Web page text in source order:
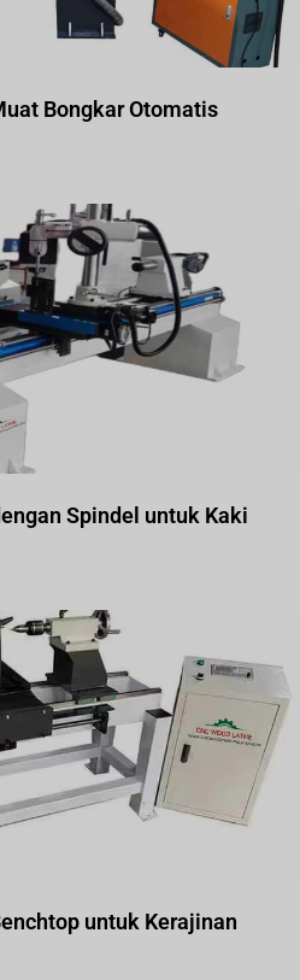
Bongkar Otomatis
Spindel untuk Kaki
untuk Kerajinan